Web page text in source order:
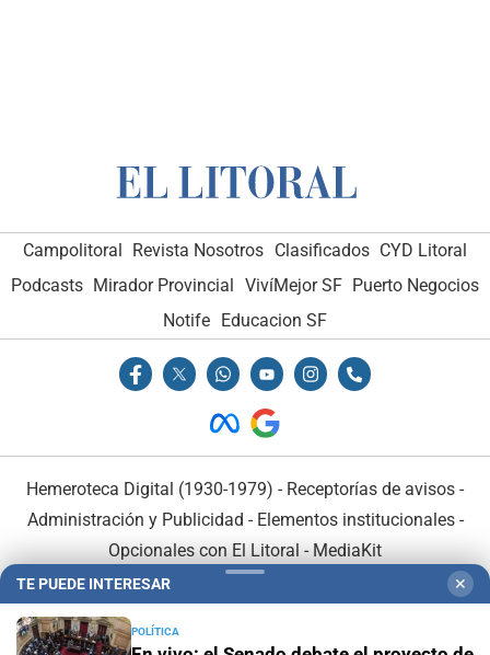
Campolitoral Revista Nosotros Clasificados CYD Litoral
Podcasts Mirador Provincial VivíMejor SF Puerto Negocios
Notife
Educacion SF
Hemeroteca Digital (1930-1979) - Receptorías de avisos -
Administración y Publicidad - Elementos institucionales-
Opcionales con El Litoral - MediaKit
TE PUEDE INTERESAR ✕
POLÍTICA